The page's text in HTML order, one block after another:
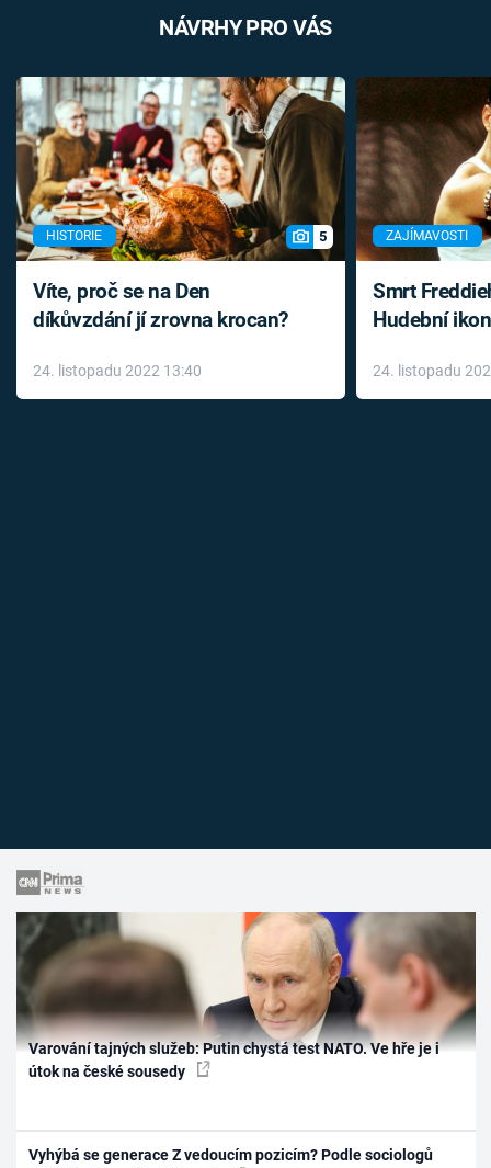
NÁVRHY PRO VÁS
HISTORIE 5
Víte, proč se na Den
díkůvzdání jí zrovna krocan?
24. listopadu 2022 13:40
ZAJÍMAVOSTI
Smrt
Hudební
léky
24. listopadu
Varování tajných služeb: Putin chystá test NATO. Ve hře je i
útok na české sousedy
Vyhýbá se generace Z vedoucím pozicím? Podle sociologů